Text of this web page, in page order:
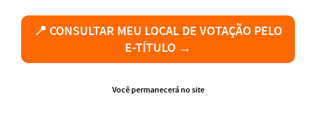
📍 CONSULTAR MEU LOCAL DE VOTAÇÃO PELO
E-TÍTULO →
Você permanecerá no site